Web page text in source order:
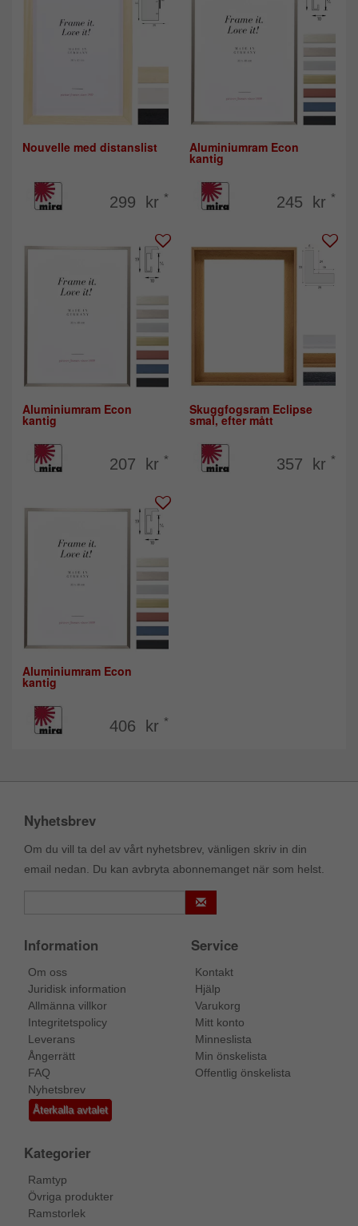
Nouvelle med distanslist
299 kr *
Aluminiumram Econ
kantig
245 kr *
Aluminiumram Econ
kantig
207 kr *
Skuggfogsram Eclipse
smal, efter mått
357 kr *
Aluminiumram Econ
kantig
406 kr *
Nyhetsbrev
Om du vill ta del av vårt nyhetsbrev, vänligen skriv in din
email nedan. Du kan avbryta abonnemanget när som helst.
Information
Om oss
Juridisk information
Allmänna villkor
Integritetspolicy
Leverans
Ångerrätt
FAQ
Nyhetsbrev
Återkalla avtalet
Service
Kontakt
Hjälp
Varukorg
Mitt konto
Minneslista
Min önskelista
Offentlig önskelista
Kategorier
Ramtyp
Övriga produkter
Ramstorlek